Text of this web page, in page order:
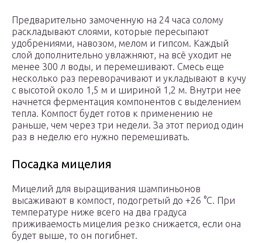
Предварительно замоченную на 24 часа солому
раскладывают слоями, которые пересыпают
удобрениями, навозом, мелом и гипсом. Каждый
слой дополнительно увлажняют, на всё уходит не
менее 300 л воды, и перемешивают. Смесь еще
несколько раз переворачивают и укладывают в кучу
с высотой около 1,5 м и шириной 1,2 м. Внутри нее
начнется ферментация компонентов с выделением
тепла. Компост будет готов к применению не
раньше, чем через три недели. За этот период один
раз в неделю его нужно перемешивать.
Посадка мицелия
Мицелий для выращивания шампиньонов
высаживают в компост, подогретый до +26 °С. При
температуре ниже всего на два градуса
приживаемость мицелия резко снижается, если она
будет выше, то он погибнет.